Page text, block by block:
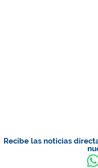
Recibe las noticias